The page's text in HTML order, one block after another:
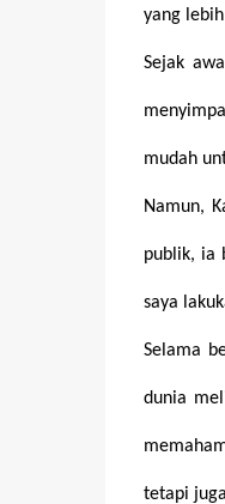
yang
Sejak
mudah
Namun,
publik, ia
saya
Selama
dunia
tetapi